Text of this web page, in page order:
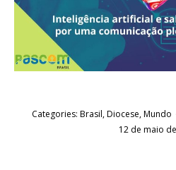
Categories: Brasil,Diocese,Mundo
12 de maio